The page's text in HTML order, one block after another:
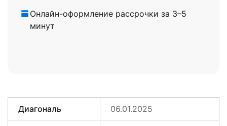
Онлайн-оформление рассрочки за 3–5
минут
Диагональ 06.01.2025